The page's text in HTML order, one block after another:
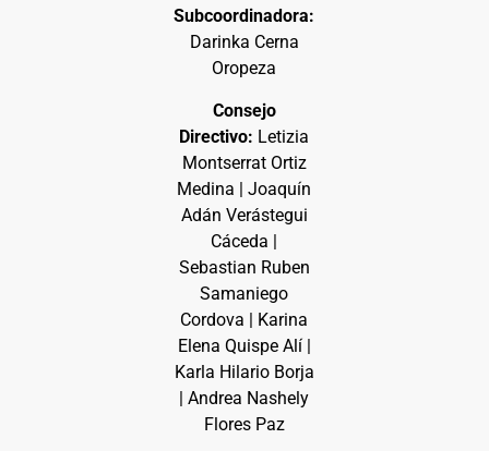
Subcoordinadora:
Darinka Cerna
Oropeza
Consejo
Directivo: Letizia
Montserrat Ortiz
Medina | Joaquín
Adán Verástegui
Cáceda |
Sebastian Ruben
Samaniego
Cordova | Karina
Elena Quispe Alí |
Karla Hilario Borja
| Andrea Nashely
Flores Paz